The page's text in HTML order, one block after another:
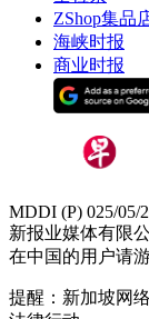
ZShop集品
海峡时报
商业时报
MDDI (P) 025/05/
新报业媒体有限
在中国的用户请
提醒：新加坡网